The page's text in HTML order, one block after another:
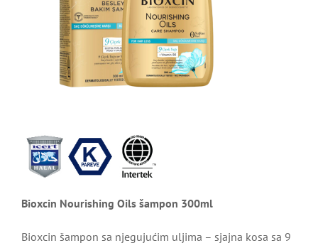
Bioxcin Nourishing Oils šampon 300ml
Bioxcin šampon sa njegujućim uljima – sjajna kosa sa 9